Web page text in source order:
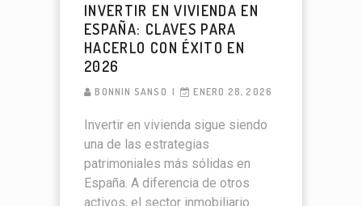
INVERTIR EN VIVIENDA EN
ESPAÑA: CLAVES PARA
HACERLO CON ÉXITO EN
2026
BONNIN SANSO ENERO 28, 2026
Invertir en vivienda sigue siendo
una de las estrategias
patrimoniales más sólidas en
España. A diferencia de otros
activos, el sector inmobiliario